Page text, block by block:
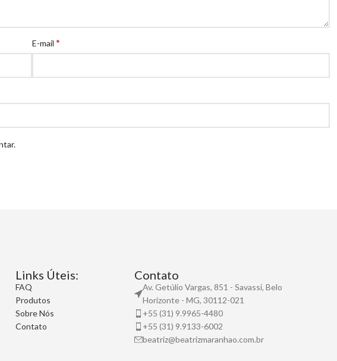
E-mail*
Links Úteis:
FAQ
Produtos
Sobre Nós
Contato
Contato
Av. Getúlio Vargas, 851 - Savassi, Belo
Horizonte - MG, 30112-021
+55 (31) 9.9965-4480
+55 (31) 9.9133-6002
beatriz@beatrizmaranhao.com.br